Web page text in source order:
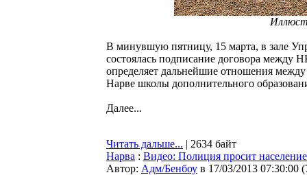
В минувшую пятницу, 15 марта, в зале
состоялась подписание договора
определяет дальнейшие отношения
Нарве школы дополнительного
Далее...
Читать дальше... | 2634 байт
Нарва : Видео: Полиция просит
Автор: Адм/Бенбоу в 17/03/2013 07:30:00 (